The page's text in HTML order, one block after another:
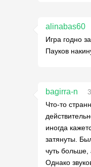
alinabas60
Игра годно
Пауков
bagirra-n
Что-то
иногда
затянуты.
чуть больше,
Однако